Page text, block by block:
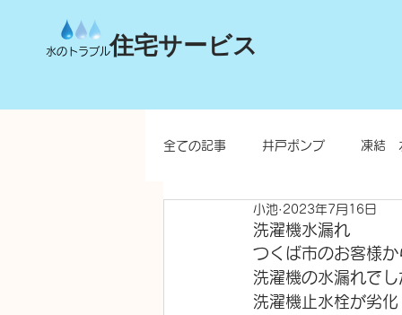
水のトラブル住宅サービス
全ての記事 井戸ポンプ 凍結
洗面所 お風呂
水栓柱・不凍水栓柱
洗濯機水漏れ
小池 2023年7月16日
つくば市のお客様
洗濯機の水漏れでし
洗濯機止水栓が劣